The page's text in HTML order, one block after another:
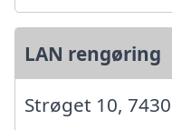
LAN rengøring
Strøget 10,